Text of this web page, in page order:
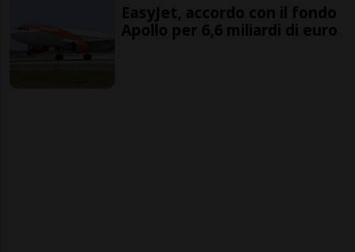
EasyJet, accordo con il fondo
Apollo per 6,6 miliardi di euro